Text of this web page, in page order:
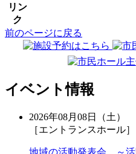
リン
ク
前のページに戻る
イベント情報
2026年08月08日（土）
［エントランスホール］